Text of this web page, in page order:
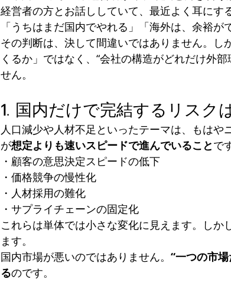
経営者の方とお話ししていて、最近よく耳にす
「うちはまだ国内でやれる」「海外は、余裕が
その判断は、決して間違いではありません。
くるか」ではなく、“会社の構造がどれだけ外
せん。
1. 国内だけで完結するリスク
人口減少や人材不足といったテーマは、もは
が想定よりも速いスピードで進んでいることで
・顧客の意思決定スピードの低下
・価格競争の慢性化
・人材採用の難化
・サプライチェーンの固定化
これらは単体では小さな変化に見えます。し
ます。
国内市場が悪いのではありません。 “一つの市
るのです。